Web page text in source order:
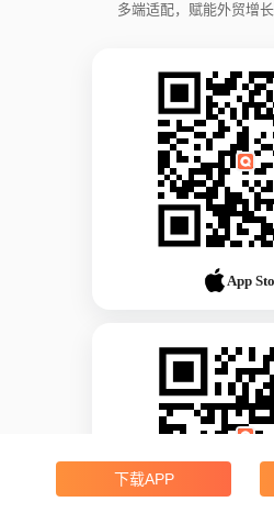
多端适配，赋能外贸增
App
下载APP